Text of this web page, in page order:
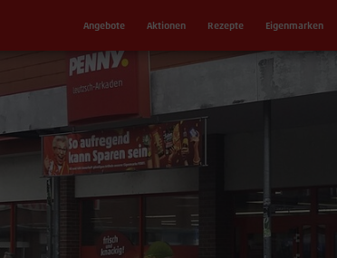
Angebote Aktionen Rezepte Eigenmarken